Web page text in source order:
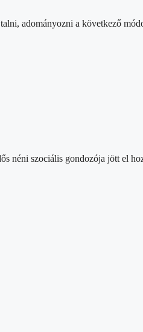
adományozni a következő
szociális gondozója jött el